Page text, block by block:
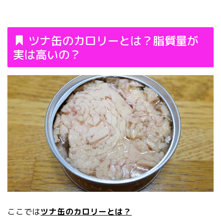
ツナ缶のカロリーとは？脂質量が
実は高いの？
ここではツナ缶のカロリーとは？